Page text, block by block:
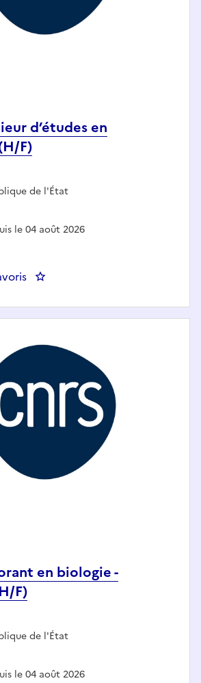
d’études en
F)
:de l'État
le 04 août 2026
: CDD Ingénieur d’études en
en biologie -
F)
:de l'État
le 04 août 2026